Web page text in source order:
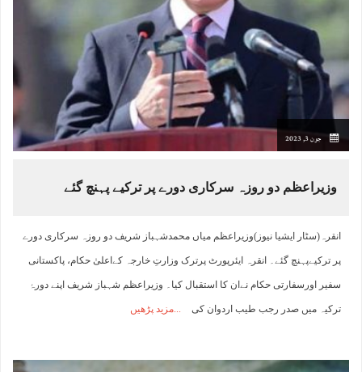
جون 3, 2023
وزیراعظم دو روزہ سرکاری دورے پر ترکیے پہنچ گئے
انقرہ(سٹار ایشیا نیوز)وزیراعظم میاں محمدشہباز شریف دو روزہ سرکاری دورے
پر ترکیےپہنچ گئے۔ انقرہ ایئرپورٹ پرترک وزارتِ خارجہ کےاعلیٰ حکام، پاکستانی
سفیر اورسفارتی حکام نےان کا استقبال کیا۔ وزیراعظم شہباز شریف اپنے دورۂ
ترکیہ میں صدر رجب طیب اردوان کی مزید پڑھیں